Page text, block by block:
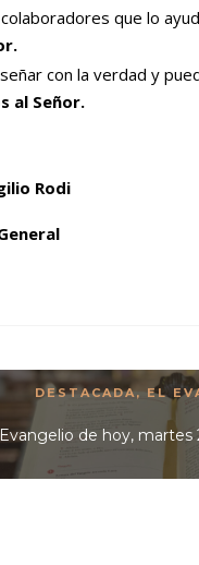
que lo
con la verdad y
al Señor.
Rodi
DESTACADA, EL
Evangelio de hoy, martes